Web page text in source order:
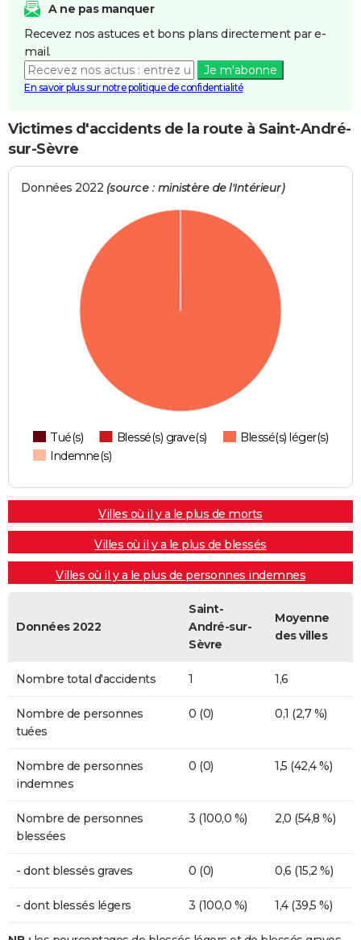
A ne pas manquer
Recevez nos astuces et bons plans directement par e-
mail.
Je m'abonne
En savoir plus sur notre politique de confidentialité
Victimes d'accidents de la route à Saint-André-
sur-Sèvre
Données 2022 (source : ministère de l'Intérieur)
Tué(s) Blessé(s) grave(s)
Blessé(s) léger(s)
Indemne(s)
Villes où il y a le plus de morts
Villes où il y a le plus de blessés
Villes où il y a le plus de personnes indemnes
Données 2022
Saint-
André-sur-
Sèvre
Moyenne
des villes
Nombre total d'accidents 1 1,6
Nombre de personnes
tuées
0 (0) 0,1 (2,7 %)
Nombre de personnes
indemnes
0 (0) 1,5 (42,4 %)
Nombre de personnes
blessées
3 (100,0 %) 2,0 (54,8 %)
- dont blessés graves 0 (0) 0,6 (15,2 %)
- dont blessés légers 3 (100,0 %) 1,4 (39,5 %)